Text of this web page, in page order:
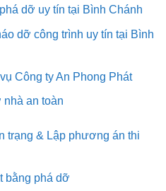
dỡ uy tín tại Bình Chánh
dỡ công trình uy tín tại Bình
Công ty An Phong Phát
nhà an toàn
trạng & Lập phương án thi
bằng phá dỡ